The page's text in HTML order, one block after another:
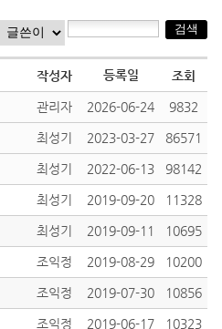
작성자 등록일 조회
관리자 2026-06-24 9832
최성기 2023-03-27 86571
최성기 2022-06-13 98142
최성기 2019-09-20 11328
최성기 2019-09-11 10695
조익정 2019-08-29 10200
조익정 2019-07-30 10856
조익정 2019-06-17 10323